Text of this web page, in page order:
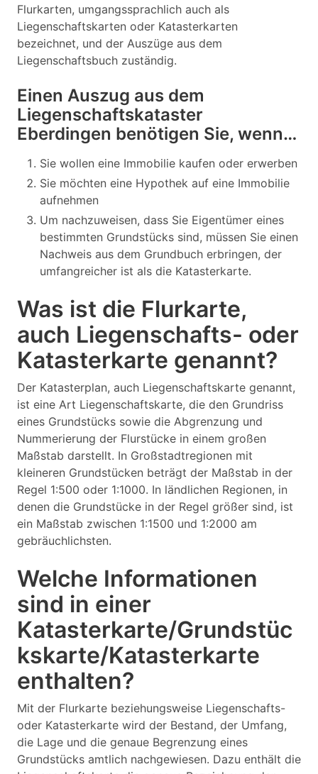
Flurkarten, umgangssprachlich auch als
Liegenschaftskarten oder Katasterkarten
bezeichnet, und der Auszüge aus dem
Liegenschaftsbuch zuständig.
Einen Auszug aus dem
Liegenschaftskataster
Eberdingen benötigen Sie, wenn…
Sie wollen eine Immobilie kaufen oder erwerben
Sie möchten eine Hypothek auf eine Immobilie
aufnehmen
Um nachzuweisen, dass Sie Eigentümer eines
bestimmten Grundstücks sind, müssen Sie einen
Nachweis aus dem Grundbuch erbringen, der
umfangreicher ist als die Katasterkarte.
Was ist die Flurkarte,
auch Liegenschafts- oder
Katasterkarte genannt?
Der Katasterplan, auch Liegenschaftskarte genannt,
ist eine Art Liegenschaftskarte, die den Grundriss
eines Grundstücks sowie die Abgrenzung und
Nummerierung der Flurstücke in einem großen
Maßstab darstellt. In Großstadtregionen mit
kleineren Grundstücken beträgt der Maßstab in der
Regel 1:500 oder 1:1000. In ländlichen Regionen, in
denen die Grundstücke in der Regel größer sind, ist
ein Maßstab zwischen 1:1500 und 1:2000 am
gebräuchlichsten.
Welche Informationen
sind in einer
Katasterkarte/Grundstüc
kskarte/Katasterkarte
enthalten?
Mit der Flurkarte beziehungsweise Liegenschafts-
oder Katasterkarte wird der Bestand, der Umfang,
die Lage und die genaue Begrenzung eines
Grundstücks amtlich nachgewiesen. Dazu enthält die